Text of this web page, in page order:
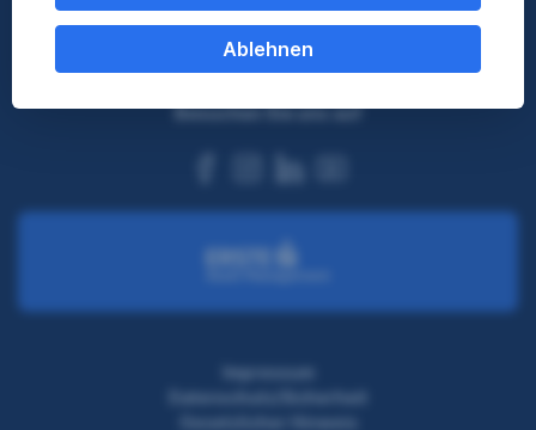
Nach oben
Besuchen Sie uns auf
instagram
linkedin
Impressum
Ablehnen